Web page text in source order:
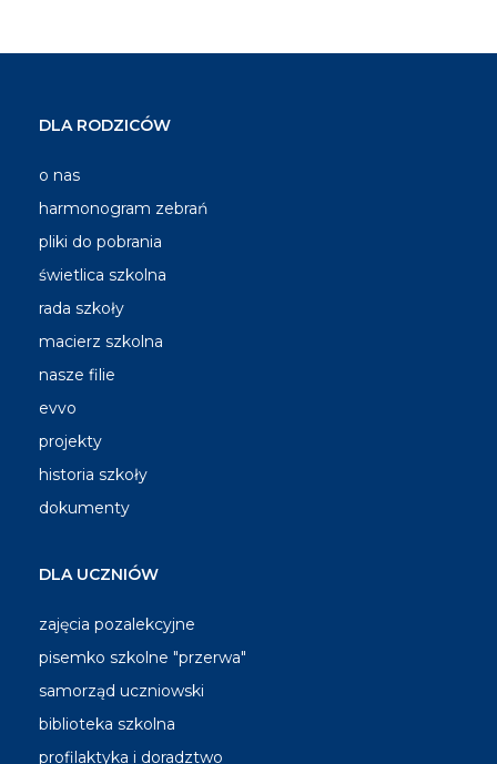
DLA RODZICÓW
o nas
harmonogram zebrań
pliki do pobrania
świetlica szkolna
rada szkoły
macierz szkolna
nasze filie
evvo
projekty
historia szkoły
dokumenty
DLA UCZNIÓW
zajęcia pozalekcyjne
pisemko szkolne "przerwa"
samorząd uczniowski
biblioteka szkolna
profilaktyka i doradztwo